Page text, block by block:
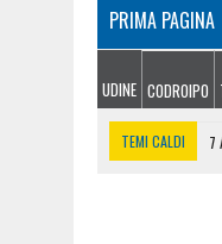
PRIMA PAGINA
UDINE CODROIPO
TEMI CALDI 7